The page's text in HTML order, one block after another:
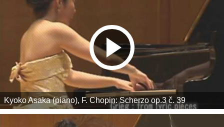
Kyoko Asaka (piano), F. Chopin: Scherzo op.3 č. 39